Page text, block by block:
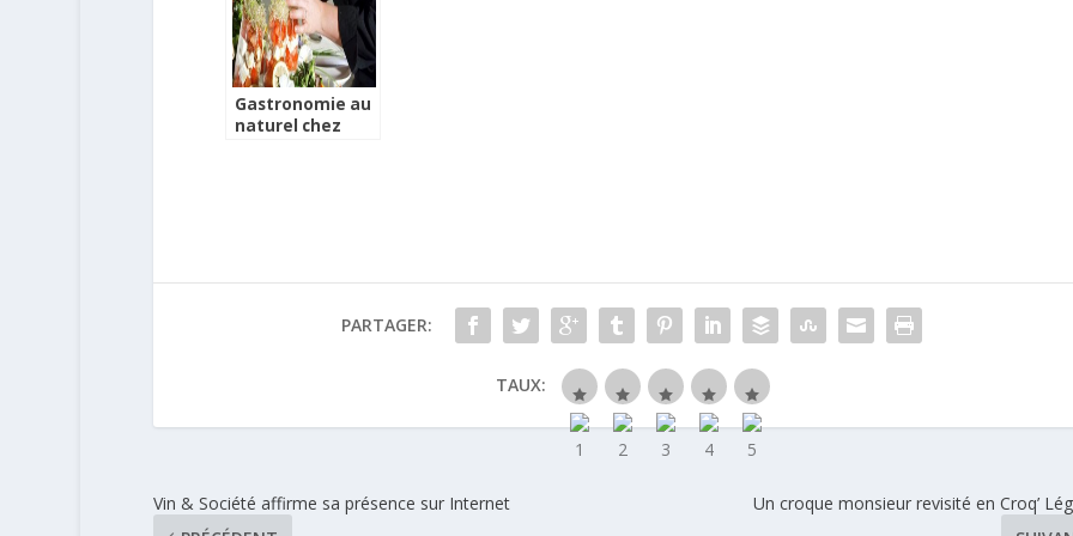
Gastronomie au
naturel chez
PARTAGER:
TAUX:
Vin & Société affirme sa présence sur Internet
Un croque monsieur revisité en Croq’